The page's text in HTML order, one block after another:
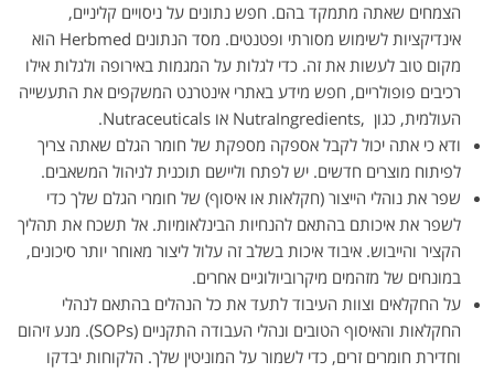
הצמחים שאתה מתמקד בהם. חפש נתונים על ניסויים קליניים,
אינדיקציות לשימוש מסורתי ופטנטים. מסד הנתונים Herbmed הוא
מקום טוב לעשות את זה. כדי לגלות על המגמות באירופה ולגלות אילו
רכיבים פופולריים, חפש מידע באתרי אינטרנט המשקפים את התעשייה
העולמית, כגון ,NutraIngredients או Nutraceuticals.
ודא כי אתה יכול לקבל אספקה מספקת של חומר הגלם שאתה צריך
לפיתוח מוצרים חדשים. יש לפתח וליישם תוכנית לניהול המשאבים.
שפר את נוהלי הייצור (חקלאות או איסוף) של חומרי הגלם שלך כדי
לשפר את איכותם בהתאם להנחיות הבינלאומיות. אל תשכח את תהליך
הקציר והייבוש. איבוד איכות בשלב זה עלול ליצור מאוחר יותר סיכונים,
במונחים של מזהמים מיקרוביולוגיים אחרים.
על החקלאים וצוות העיבוד לתעד את כל הנהלים בהתאם לנהלי
החקלאות והאיסוף הטובים ונהלי העבודה התקניים (SOPs). מנע זיהום
וחדירת חומרים זרים, כדי לשמור על המוניטין שלך. הלקוחות יבדקו